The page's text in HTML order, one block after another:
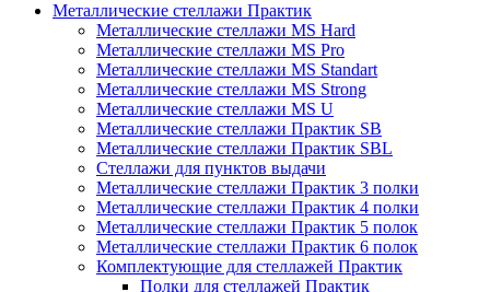
Металлические стеллажи Практик
Металлические стеллажи MS Hard
Металлические стеллажи MS Pro
Металлические стеллажи MS Standart
Металлические стеллажи MS Strong
Металлические стеллажи MS U
Металлические стеллажи Практик SB
Металлические стеллажи Практик SBL
Стеллажи для пунктов выдачи
Металлические стеллажи Практик 3 полки
Металлические стеллажи Практик 4 полки
Металлические стеллажи Практик 5 полок
Металлические стеллажи Практик 6 полок
Комплектующие для стеллажей Практик
Полки для стеллажей Практик